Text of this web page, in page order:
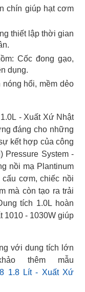
chín giúp hạt cơm
thiết lập thời gian
Cốc đong gạo,
dụng.
hổi, mềm dẻo
- Xuất Xứ Nhật
đáng cho những
kết hợp của công
Pressure System -
nồi mạ Plantinum
cơm, chiếc nồi
mà còn tạo ra trải
tích 1.0L hoàn
1010 - 1030W giúp
với dung tích lớn
1.8 Lít - Xuất Xứ